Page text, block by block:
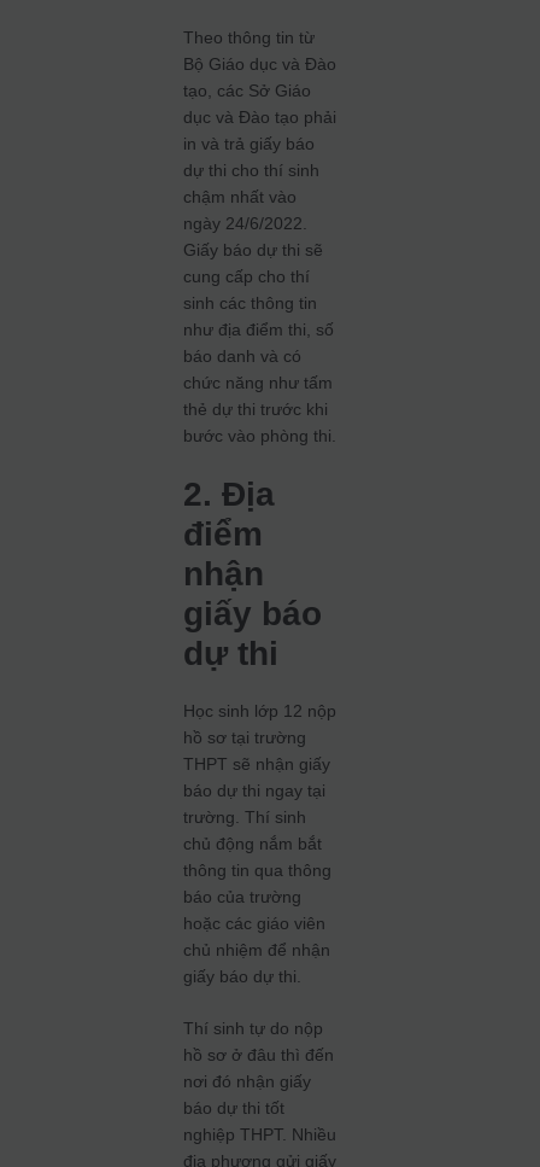
Theo thông tin từ
Bộ Giáo dục và Đào
tạo, các Sở Giáo
dục và Đào tạo phải
in và trả giấy báo
dự thi cho thí sinh
chậm nhất vào
ngày 24/6/2022.
Giấy báo dự thi sẽ
cung cấp cho thí
sinh các thông tin
như địa điểm thi, số
báo danh và có
chức năng như tấm
thẻ dự thi trước khi
bước vào phòng thi.
2. Địa
điểm
nhận
giấy báo
dự thi
Học sinh lớp 12 nộp
hồ sơ tại trường
THPT sẽ nhận giấy
báo dự thi ngay tại
trường. Thí sinh
chủ động nắm bắt
thông tin qua thông
báo của trường
hoặc các giáo viên
chủ nhiệm để nhận
giấy báo dự thi.
Thí sinh tự do nộp
hồ sơ ở đâu thì đến
nơi đó nhận giấy
báo dự thi tốt
nghiệp THPT. Nhiều
địa phương gửi giấy